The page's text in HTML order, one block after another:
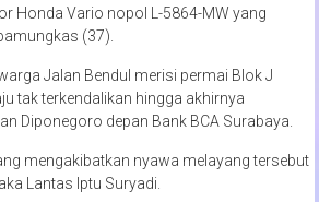
Honda Vario nopol L-5864-MW yang
(37).
Jalan Bendul merisi permai Blok J
tak terkendalikan hingga akhirnya
Diponegoro depan Bank BCA Surabaya.
mengakibatkan nyawa melayang tersebut
Lantas Iptu Suryadi.